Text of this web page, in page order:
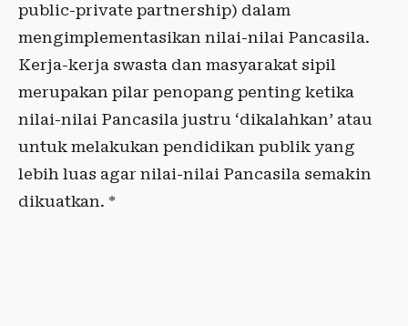
public-private partnership) dalam
mengimplementasikan nilai-nilai Pancasila.
Kerja-kerja swasta dan masyarakat sipil
merupakan pilar penopang penting ketika
nilai-nilai Pancasila justru ‘dikalahkan’ atau
untuk melakukan pendidikan publik yang
lebih luas agar nilai-nilai Pancasila semakin
dikuatkan. *